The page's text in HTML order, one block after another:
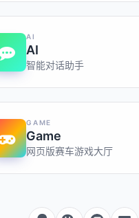
AI
AI
智能对话助手
GAME
Game
网页版赛车游戏大厅